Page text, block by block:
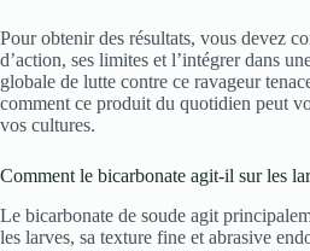
Pour obtenir des résultats, vous devez
d’action, ses limites et l’intégrer dans
globale de lutte contre ce ravageur
comment ce produit du quotidien peut
vos cultures.
Comment le bicarbonate agit-il sur les
Le bicarbonate de soude agit
les larves, sa texture fine et abrasive